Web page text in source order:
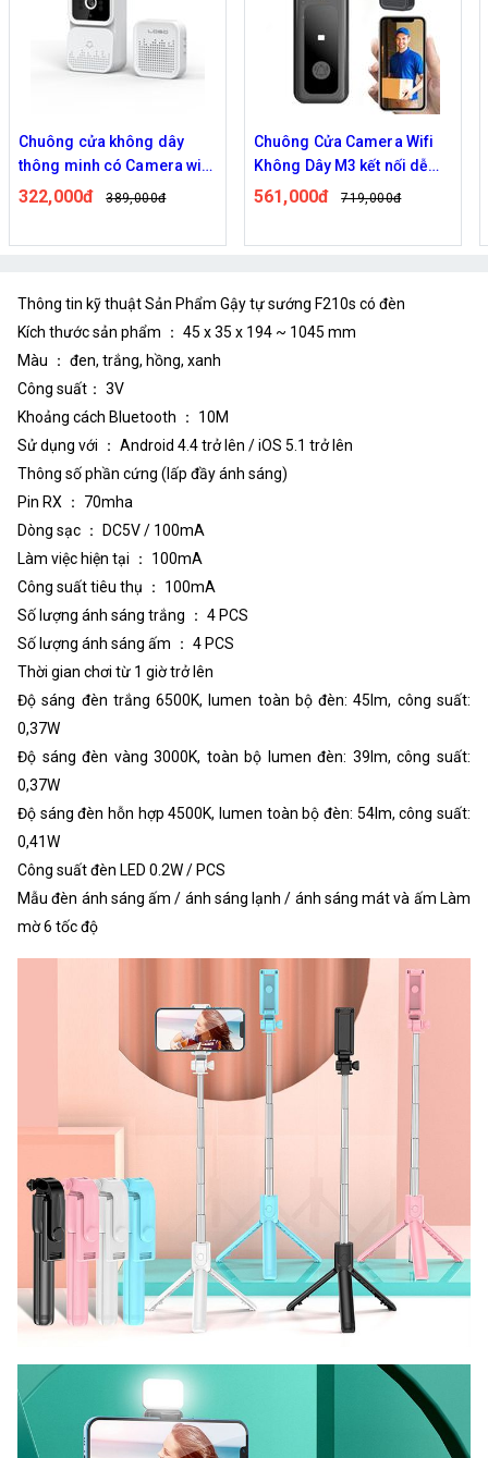
Chuông cửa không dây
thông minh có Camera wifi
M5,M6 cao cấp
322,000đ 389,000đ
Chuông Cửa Camera Wifi
Không Dây M3 kết nối dễ
dàng
561,000đ 719,000đ
Thông tin kỹ thuật Sản Phẩm Gậy tự sướng F210s có đèn
Kích thước sản phẩm ： 45 x 35 x 194 ~ 1045 mm
Màu ： đen, trắng, hồng, xanh
Công suất： 3V
Khoảng cách Bluetooth ： 10M
Sử dụng với ： Android 4.4 trở lên / iOS 5.1 trở lên
Thông số phần cứng (lấp đầy ánh sáng)
Pin RX ： 70mha
Dòng sạc ： DC5V / 100mA
Làm việc hiện tại ： 100mA
Công suất tiêu thụ ： 100mA
Số lượng ánh sáng trắng ： 4 PCS
Số lượng ánh sáng ấm ： 4 PCS
Thời gian chơi từ 1 giờ trở lên
Độ sáng đèn trắng 6500K, lumen toàn bộ đèn: 45lm, công suất:
0,37W
Độ sáng đèn vàng 3000K, toàn bộ lumen đèn: 39lm, công suất:
0,37W
Độ sáng đèn hỗn hợp 4500K, lumen toàn bộ đèn: 54lm, công suất:
0,41W
Công suất đèn LED 0.2W / PCS
Mẫu đèn ánh sáng ấm / ánh sáng lạnh / ánh sáng mát và ấm Làm
mờ 6 tốc độ